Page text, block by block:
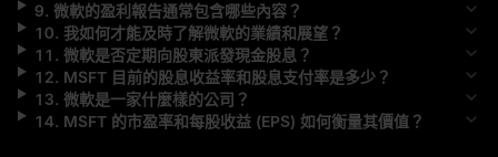
9. 微軟的盈利報告通常包含哪些內容？
10. 我如何才能及時了解微軟的業績和展望？
11 . 微軟是否定期向股東派發現金股息？
12. MSFT目前的股息收益率和股息支付率是多少？
13. 微軟是一家什麼樣的公司？
14. MSFT的市盈率和每股收益 (EPS) 如何衡量其價值？